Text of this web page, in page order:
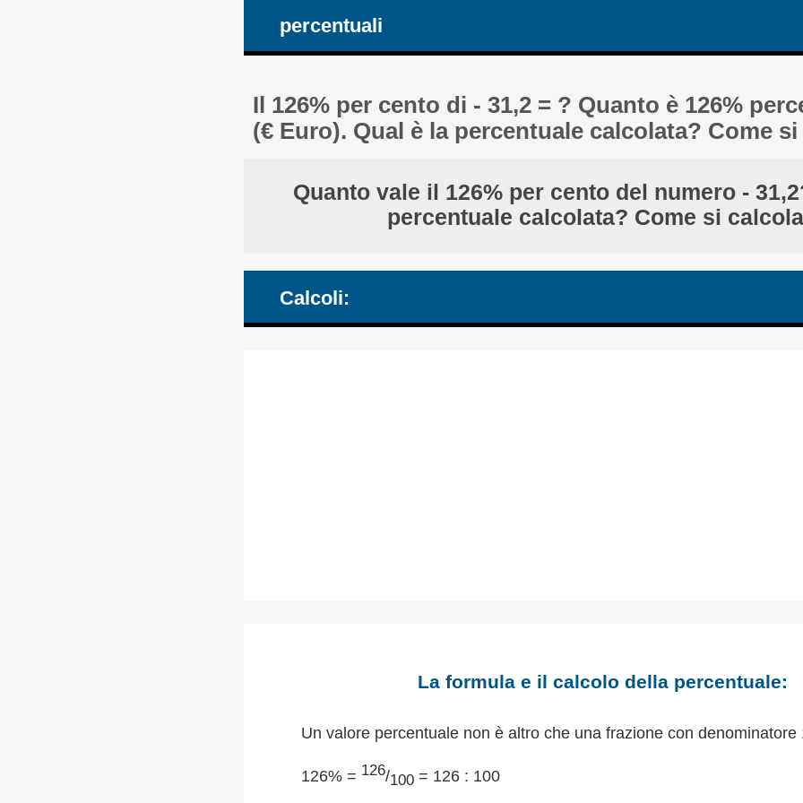
percentuali
Il 126% per cento di - 31,2 = ? Quanto è 126%
(€ Euro). Qual è la percentuale calcolata? Come
Quanto vale il 126% per cento del numero -
percentuale calcolata? Come si
Calcoli:
La formula e il calcolo della percentuale:
Un valore percentuale non è altro che una frazione con denominatore
126% = 126/100= 126 : 100